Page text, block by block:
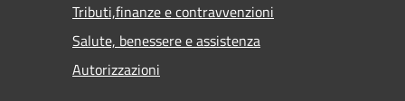
Tributi,finanze e contravvenzioni
Salute, benessere e assistenza
Autorizzazioni